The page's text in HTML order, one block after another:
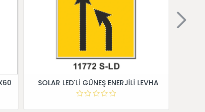
SOLAR LED'Lİ GÜNEŞ ENERJİLİ LEVHA